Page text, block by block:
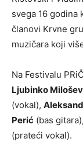
svega 16 godina
članovi Krvne
muzičara koji
Na Festivalu
Ljubinko
(vokal),
Perić (bas gitara),
(prateći vokal).